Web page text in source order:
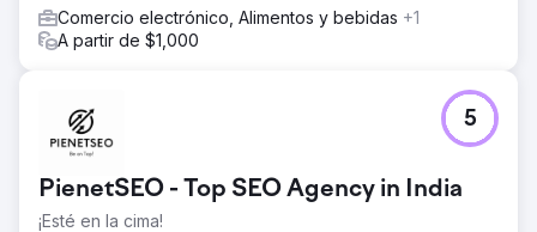
Comercio electrónico, Alimentos y bebidas +1
A partir de $1,000
PienetSEO - Top SEO Agency in India
¡Esté en la cima!
5